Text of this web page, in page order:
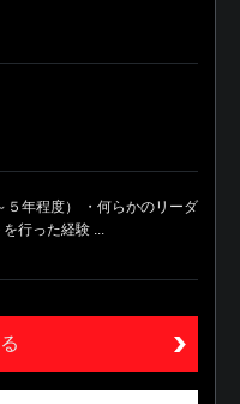
５年程度） ・何らかのリーダ
行った経験 ...